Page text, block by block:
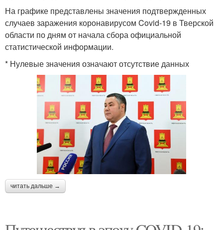
На графике представлены значения подтвержденных
случаев заражения коронавирусом Covid-19 в Тверской
области по дням от начала сбора официальной
статистической информации.
* Нулевые значения означают отсутствие данных
читать дальше →